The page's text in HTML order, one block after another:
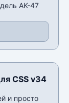
AK-47
CSS v34
и просто